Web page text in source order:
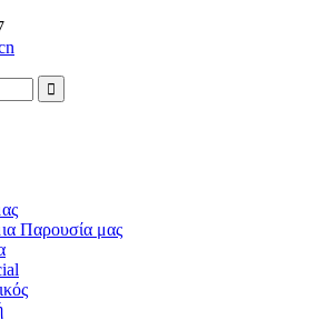
Παρουσία μας